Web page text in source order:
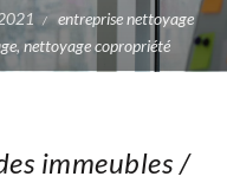
entreprise nettoyage
, nettoyage copropriété
immeubles /